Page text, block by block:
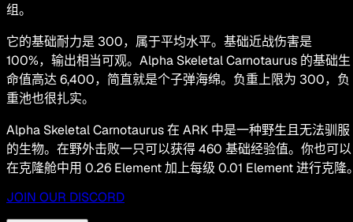
组。
它的基础耐力是 300，属于平均水平。基础近战伤害是
100%，输出相当可观。Alpha Skeletal Carnotaurus 的基础生
命值高达 6,400，简直就是个子弹海绵。负重上限为 300，负
重池也很扎实。
Alpha Skeletal Carnotaurus 在 ARK 中是一种野生且无法驯服
的生物。在野外击败一只可以获得 460 基础经验值。你也可以
在克隆舱中用 0.26 Element 加上每级 0.01 Element 进行克隆
JOIN OUR DISCORD